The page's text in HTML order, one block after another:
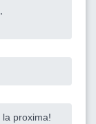
proxima!